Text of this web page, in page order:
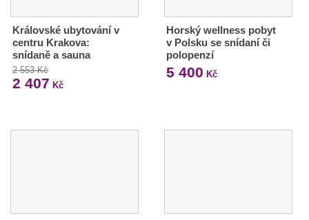
Královské ubytování v
centru Krakova:
snídaně a sauna
2 553 Kč
2 407 Kč
Horský wellness pobyt
v Polsku se snídaní či
polopenzí
5 400 Kč